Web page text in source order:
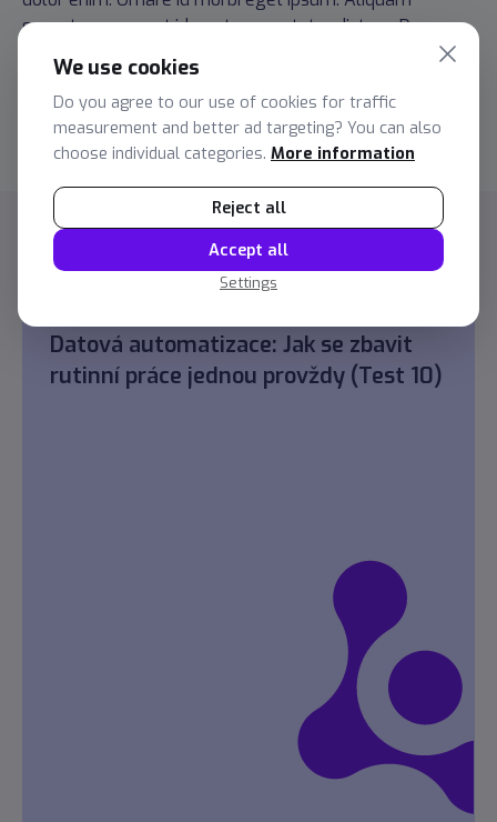
senectus neque ut id eget consectetur dictum. Donec
posuere pharetra odio consequat scelerisque et, nunc
tortor.Nulla adipiscing erat a erat. Condimentum lorem
posuere gravida enim posuere cursus diam.
Další tipy a novinky
Datová automatizace: Jak se zbavit
rutinní práce jednou provždy (Test 10)
We use cookies
Do you agree to our use of cookies for traffic
measurement and better ad targeting? You can also
choose individual categories. More information
Settings
Reject all
Accept all